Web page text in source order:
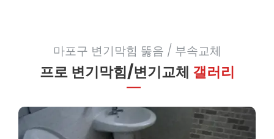
마포구 변기막힘 뚫음 / 부속교체
프로 변기막힘/변기교체 갤러리